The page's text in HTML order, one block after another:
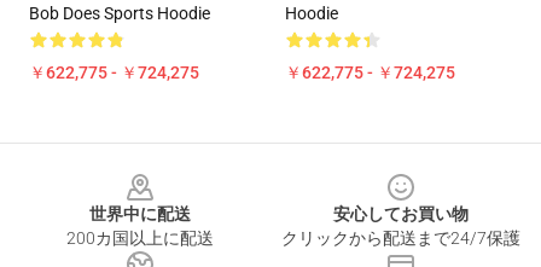
Bob Does Sports Hoodie
￥622,775 - ￥724,275
Hoodie
￥622,775 - ￥724,275
世界中に配送
200カ国以上に配送
安心してお買い物
クリックから配送まで24/7保護